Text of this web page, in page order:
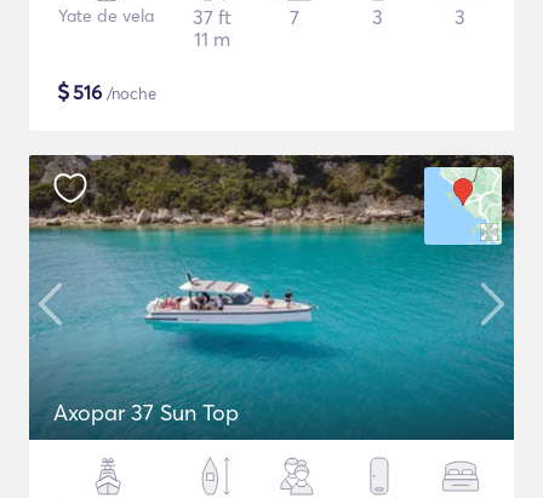
Yate de vela
37 ft
11 m
7 3 3
$516 /noche
Axopar 37 Sun Top